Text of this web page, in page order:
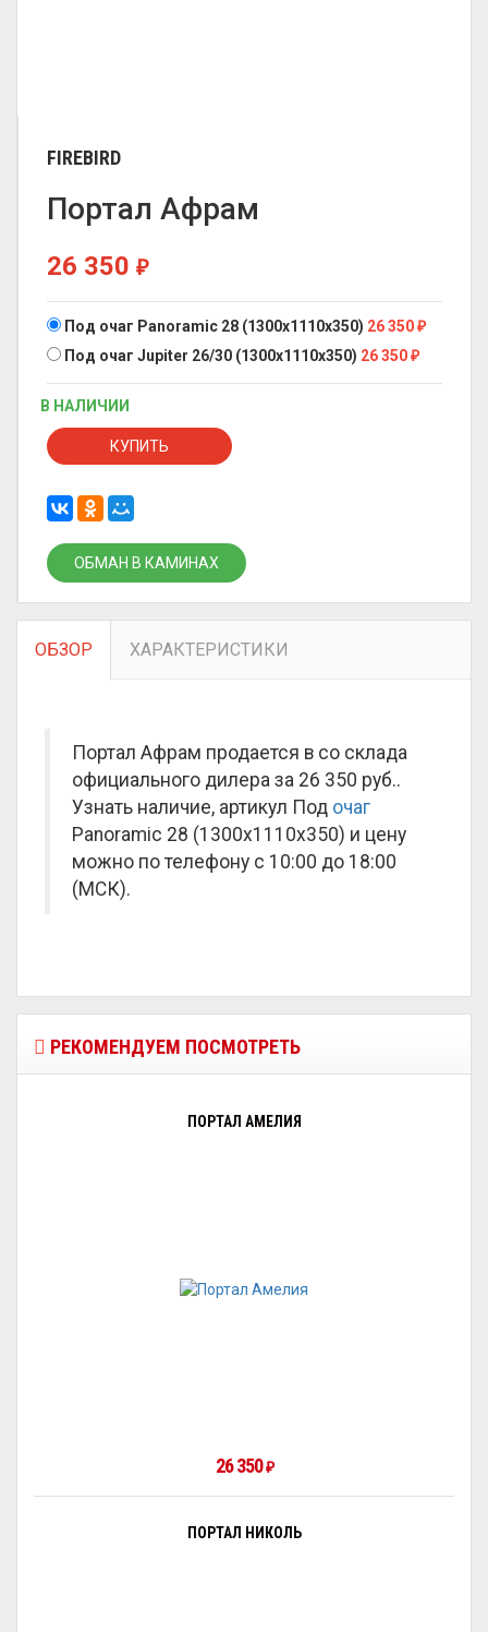
FIREBIRD
Портал Афрам
26 350 ₽
Под очаг Panoramic 28 (1300x1110x350) 26 350 ₽
Под очаг Jupiter 26/30 (1300x1110x350) 26 350 ₽
В НАЛИЧИИ
КУПИТЬ
ОБМАН В КАМИНАХ
ОБЗОР ХАРАКТЕРИСТИКИ
Портал Афрам продается в со склада
официального дилера за 26 350 руб..
Узнать наличие, артикул Под очаг
Panoramic 28 (1300x1110x350) и цену
можно по телефону с 10:00 до 18:00
(МСК).
РЕКОМЕНДУЕМ ПОСМОТРЕТЬ
ПОРТАЛ АМЕЛИЯ
26 350 ₽
ПОРТАЛ НИКОЛЬ